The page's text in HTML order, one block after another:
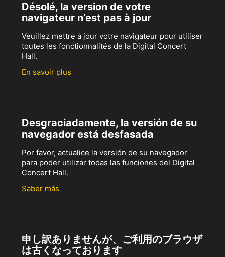
Désolé, la version de votre
navigateur n’est pas à jour
Veuillez mettre à jour votre navigateur pour utiliser
toutes les fonctionnalités de la Digital Concert
Hall.
En savoir plus
Desgraciadamente, la versión de su
navegador está desfasada
Por favor, actualice la versión de su navegador
para poder utilizar todas las funciones del Digital
Concert Hall.
Saber más
申し訳ありませんが、ご利用のブラウザ
は古くなっております